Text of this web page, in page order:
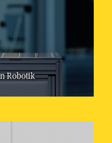
Robotik